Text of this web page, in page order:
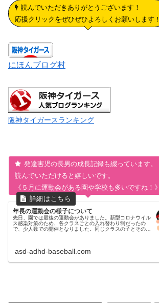
読んでいただきありがとうございます！
応援クリックをぜひぜひよろしくお願いします！
にほんブログ村
阪神タイガースランキング
発達害児の長男の成長記録も綴っています。
読んでいただけると嬉しいです。
《５月に運動会がある園や学校も多いですね！》
年長の運動会の様子について
先日、園では最後の運動会がありました。新型コロナウイル
ス感染対策のため、各クラスごとの入れ替わり制だったの
で、少人数での開催となりました。同じクラスの子とその保
asd-adhd-baseball.com